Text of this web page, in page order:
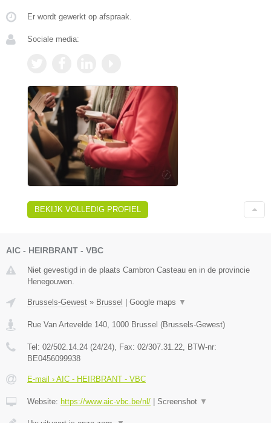
Er wordt gewerkt op afspraak.
Sociale media:
BEKIJK VOLLEDIG PROFIEL
AIC - HEIRBRANT - VBC
Niet gevestigd in de plaats Cambron Casteau en in de provincie
Henegouwen.
Brussels-Gewest » Brussel | Google maps ▼
Rue Van Artevelde 140 1000 Brussel (Brussels-Gewest)
Tel: 02/502.14.24 (24/24) , Fax: 02/307.31.22 , BTW-nr:
BE0456099938
E-mail › AIC - HEIRBRANT - VBC
Website: https://www.aic-vbc.be/nl/ | Screenshot ▼